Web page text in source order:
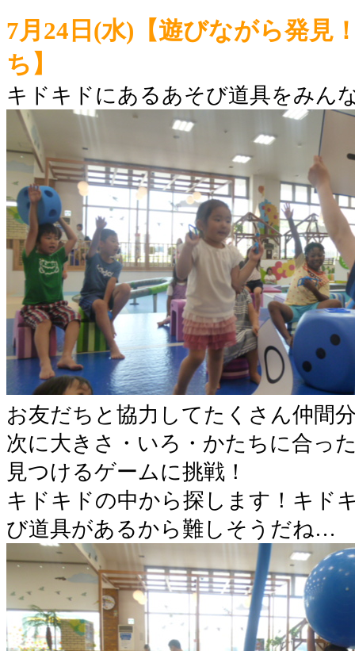
7月24日(水)【遊びながら発見
ち】
キドキドにあるあそび道具をみん
お友だちと協力してたくさん仲間
次に大きさ・いろ・かたちに合っ
見つけるゲームに挑戦！
キドキドの中から探します！キド
び道具があるから難しそうだね…